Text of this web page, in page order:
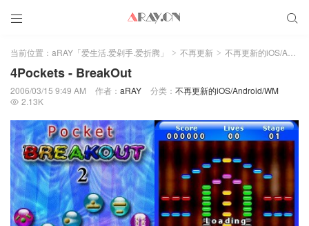
 
当前位置： aRAY「爱生活.爱剁手.爱折腾」 > 不再更新 > 不再更新的iOS/Android/WM
4Pockets - BreakOut
2006/03/15 9:49 AM 作者： aRAY 分类： 不再更新的iOS/Android/WM
 2.13K